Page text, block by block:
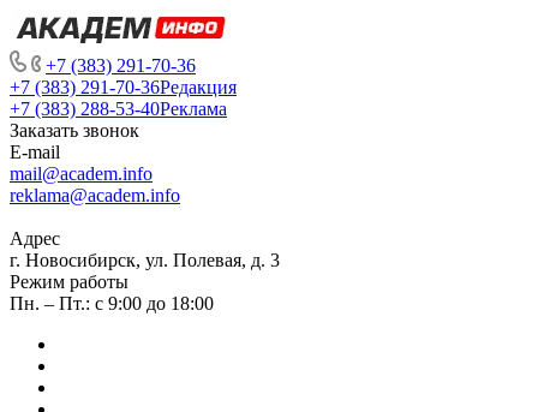
+7 (383) 291-70-36
+7 (383) 291-70-36Редакция
+7 (383) 288-53-40Реклама
Заказать звонок
E-mail
mail@academ.info
reklama@academ.info
Адрес
г. Новосибирск, ул. Полевая, д. 3
Режим работы
Пн. – Пт.: с 9:00 до 18:00